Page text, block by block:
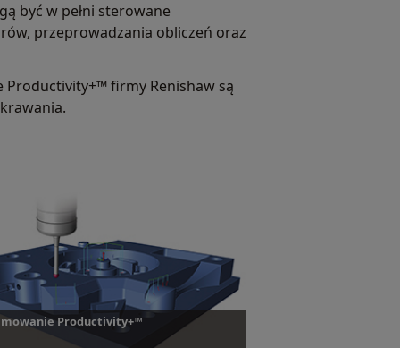
być w pełni sterowane
przeprowadzania obliczeń oraz
firmy Renishaw są
Productivity+™